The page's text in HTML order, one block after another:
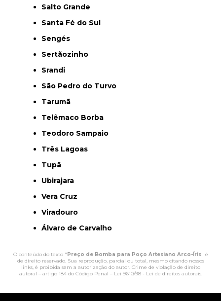
Salto Grande
Santa Fé do Sul
Sengés
Sertãozinho
Srandi
São Pedro do Turvo
Tarumã
Telêmaco Borba
Teodoro Sampaio
Três Lagoas
Tupã
Ubirajara
Vera Cruz
Viradouro
Álvaro de Carvalho
O conteúdo do texto "Preço de Bomba para Poço Artesiano Arco-Íris" é
de direito reservado. Sua reprodução, parcial ou total, mesmo citando nossos
links, é proibida sem a autorização do autor. Crime de violação de direito
autoral – artigo 184 do Código Penal – Lei 9610/98 - Lei de direitos autorais.